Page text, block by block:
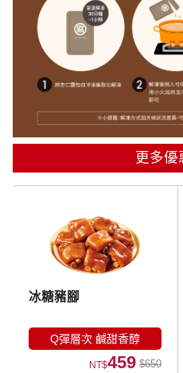
更多優
冰糖豬腳
Q彈層次 鹹甜香醇
NT$459 $650